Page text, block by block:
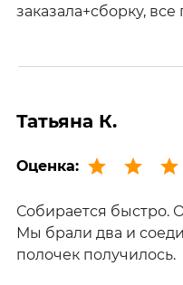
заказала+сборку,
Татьяна К.
Оценка:
Собирается быстро.
Мы брали два и
полочек получилось.